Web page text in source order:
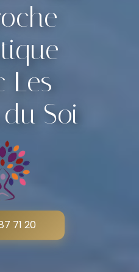
Les
Soi
71 20